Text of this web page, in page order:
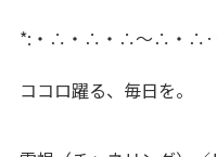
*:・∴・∴・∴～∴・
ココロ躍る、毎日を。